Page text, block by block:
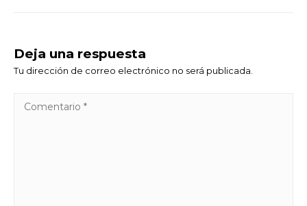
Deja una respuesta
Tu dirección de correo electrónico no será publicada.